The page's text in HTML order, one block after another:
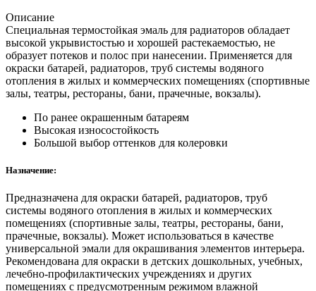
Описание
Специальная термостойкая эмаль для радиаторов обладает
высокой укрывистостью и хорошей растекаемостью, не
образует потеков и полос при нанесении. Применяется для
окраски батарей, радиаторов, труб системы водяного
отопления в жилых и коммерческих помещениях (спортивные
залы, театры, рестораны, бани, прачечные, вокзалы).
По ранее окрашенным батареям
Высокая износостойкость
Большой выбор оттенков для колеровки
Назначение:
Предназначена для окраски батарей, радиаторов, труб
системы водяного отопления в жилых и коммерческих
помещениях (спортивные залы, театры, рестораны, бани,
прачечные, вокзалы). Может использоваться в качестве
универсальной эмали для окрашивания элементов интерьера.
Рекомендована для окраски в детских дошкольных, учебных,
лечебно-профилактических учреждениях и других
помещениях с предусмотренным режимом влажной